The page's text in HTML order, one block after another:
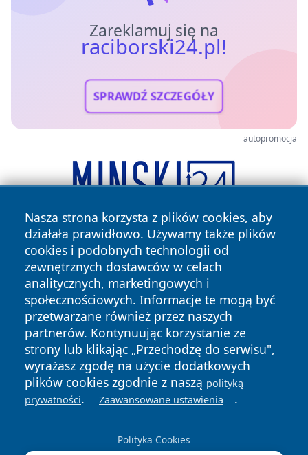
Zareklamuj się na
raciborski24.pl!
SPRAWDŹ SZCZEGÓŁY
autopromocja
Nasza strona korzysta z plików cookies, aby
działała prawidłowo. Używamy także plików
cookies i podobnych technologii od
zewnętrznych dostawców w celach
analitycznych, marketingowych i
społecznościowych. Informacje te mogą być
przetwarzane również przez naszych
partnerów. Kontynuując korzystanie ze
strony lub klikając „Przechodzę do serwisu",
wyrażasz zgodę na użycie dodatkowych
plików cookies zgodnie z naszą polityką
prywatności. Zaawansowane ustawienia .
Polityka Cookies
Copyright © 2026 raciborski24.pl Wszystkie prawa
zastrzeżone.
News Autorzy
Polityka
Prywatności
Polityka
Cookies